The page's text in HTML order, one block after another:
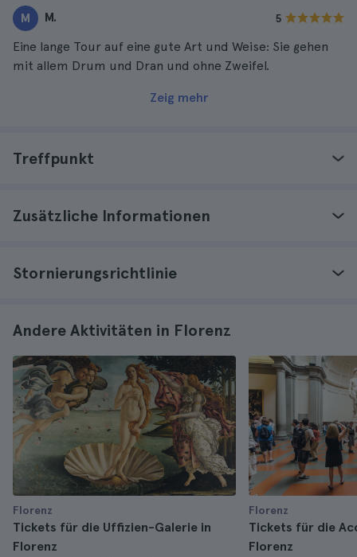
M M. 5
Eine lange Tour auf eine gute Art und Weise: Sie gehen
mit allem Drum und Dran und ohne Zweifel.
Zeig mehr
Treffpunkt
Zusätzliche Informationen
Stornierungsrichtlinie
Andere Aktivitäten in Florenz
Florenz
Tickets für die Uffizien-Galerie in
Florenz
Florenz
Tickets für die
Florenz